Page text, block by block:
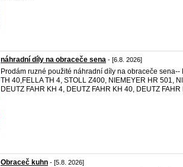
náhradní díly na obraceče sena - [6.8. 2026]
Prodám ruzné použité náhradní díly na obraceče sena--
TH 40,FELLA TH 4, STOLL Z400, NIEMEYER HR 501,
DEUTZ FAHR KH 4, DEUTZ FAHR KH 40, DEUTZ
Obraceč kuhn - [5.8. 2026]